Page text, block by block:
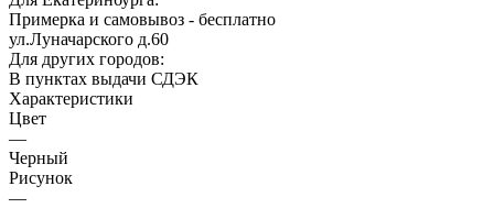
Примерка и самовывоз - бесплатно
ул.Луначарского д.60
Для других городов:
В пунктах выдачи СДЭК
Характеристики
Цвет
—
Черный
Рисунок
—